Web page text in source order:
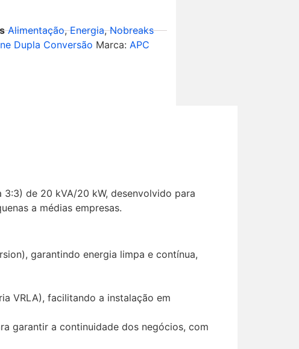
Alimentação,Energia,Nobreaks
Dupla Conversão Marca: APC
de 20 kVA/20 kW, desenvolvido para
a médias empresas.
garantindo energia limpa e contínua,
VRLA), facilitando a instalação em
garantir a continuidade dos negócios, com